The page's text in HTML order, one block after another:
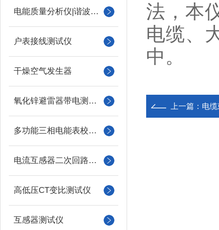
电能质量分析仪|谐波测试
户表接线测试仪
干燥空气发生器
氧化锌避雷器带电测试仪（氧化锌避雷器测试仪）
多功能三相电能表校验仪
电流互感器二次回路负载测试仪
高低压CT变比测试仪
互感器测试仪
法，本
电缆、
中。
上一篇： 电